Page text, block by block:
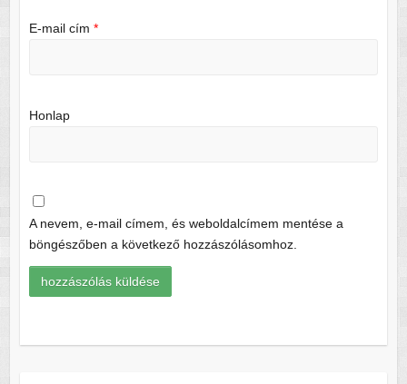
E-mail cím *
Honlap
A nevem, e-mail címem, és weboldalcímem mentése a
böngészőben a következő hozzászólásomhoz.